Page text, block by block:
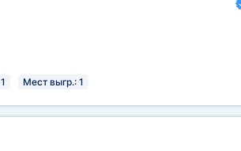
Мест выгр.: 1